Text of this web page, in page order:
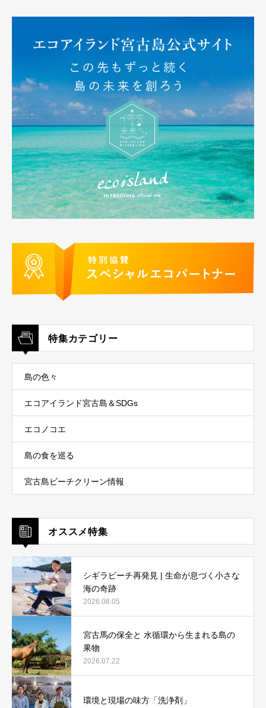
特集カテゴリー
島の色々
エコアイランド宮古島＆SDGs
エコノコエ
島の食を巡る
宮古島ビーチクリーン情報
オススメ特集
シギラビーチ再発見 | 生命が息づく小さな
海の奇跡
2026.08.05
宮古馬の保全と 水循環から生まれる島の
果物
2026.07.22
環境と現場の味方「洗浄剤」